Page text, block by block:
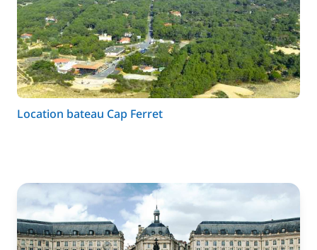
Location bateau Cap Ferret